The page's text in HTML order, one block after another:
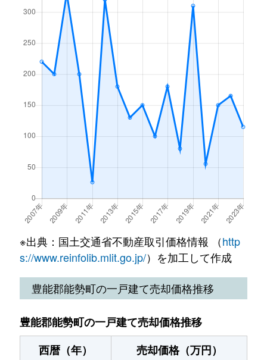
※出典：国土交通省不動産取引価格情報 （http
s://www.reinfolib.mlit.go.jp/）を加工して作成
豊能郡能勢町の一戸建て売却価格推移
豊能郡能勢町の一戸建て売却価格推移
西暦（年）
売却価格（万円）